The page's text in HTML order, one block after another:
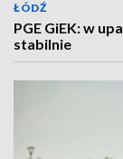
ŁÓDŹ
PGE GiEK: w
stabilnie